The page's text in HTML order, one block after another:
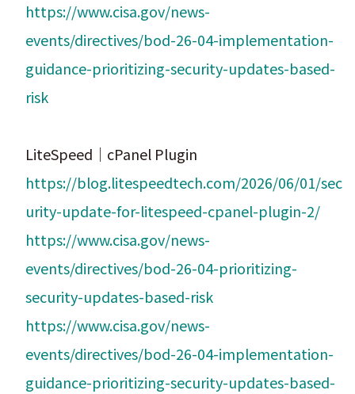
https://www.cisa.gov/news-
events/directives/bod-26-04-implementation-
guidance-prioritizing-security-updates-based-
risk
LiteSpeed｜cPanel Plugin
https://blog.litespeedtech.com/2026/06/01/sec
urity-update-for-litespeed-cpanel-plugin-2/
https://www.cisa.gov/news-
events/directives/bod-26-04-prioritizing-
security-updates-based-risk
https://www.cisa.gov/news-
events/directives/bod-26-04-implementation-
guidance-prioritizing-security-updates-based-